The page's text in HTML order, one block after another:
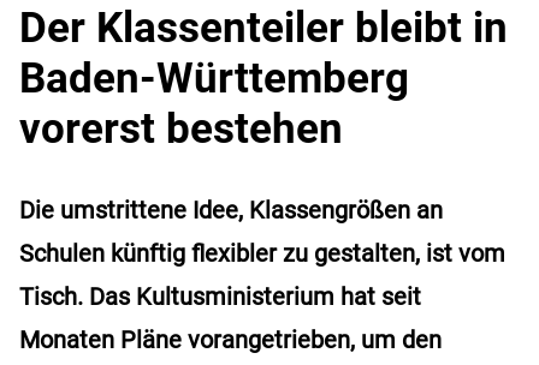
Der Klassenteiler bleibt in
Baden-Württemberg
vorerst bestehen
Die umstrittene Idee, Klassengrößen an
Schulen künftig flexibler zu gestalten, ist vom
Tisch. Das Kultusministerium hat seit
Monaten Pläne vorangetrieben, um den